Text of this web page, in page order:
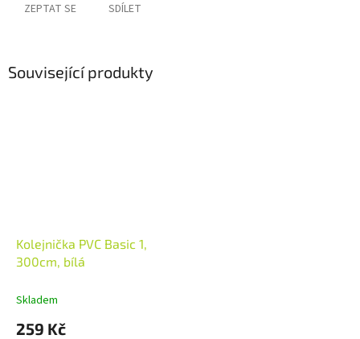
ZEPTAT SE SDÍLET
Související produkty
Kolejnička PVC Basic 1,
300cm, bílá
Skladem
259 Kč